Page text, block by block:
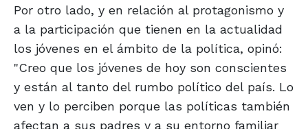
Por otro lado, y en relación al protagonismo y
a la participación que tienen en la actualidad
los jóvenes en el ámbito de la política, opinó:
"Creo que los jóvenes de hoy son conscientes
y están al tanto del rumbo político del país. Lo
ven y lo perciben porque las políticas también
afectan a sus padres y a su entorno familiar